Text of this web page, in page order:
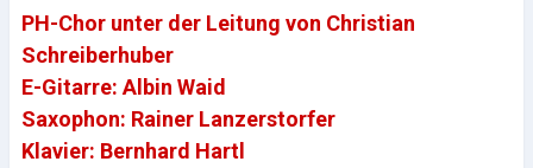
PH-Chor unter der Leitung von Christian
Schreiberhuber
E-Gitarre: Albin Waid
Saxophon: Rainer Lanzerstorfer
Klavier: Bernhard Hartl